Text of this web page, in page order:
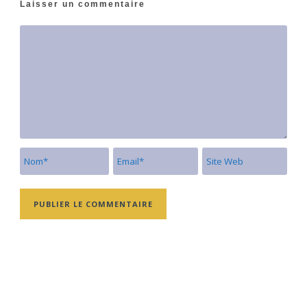
Laisser un commentaire